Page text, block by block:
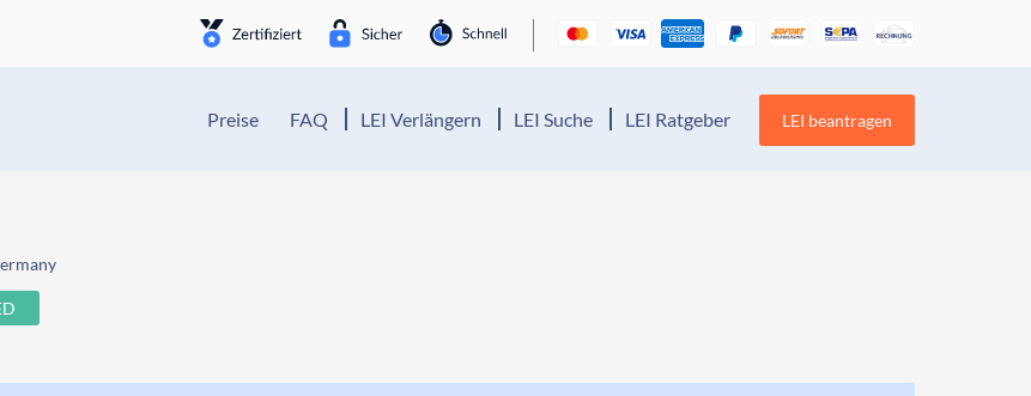
Preise FAQ LEI Verlängern LEI Suche LEI Ratgeber LEI beantragen